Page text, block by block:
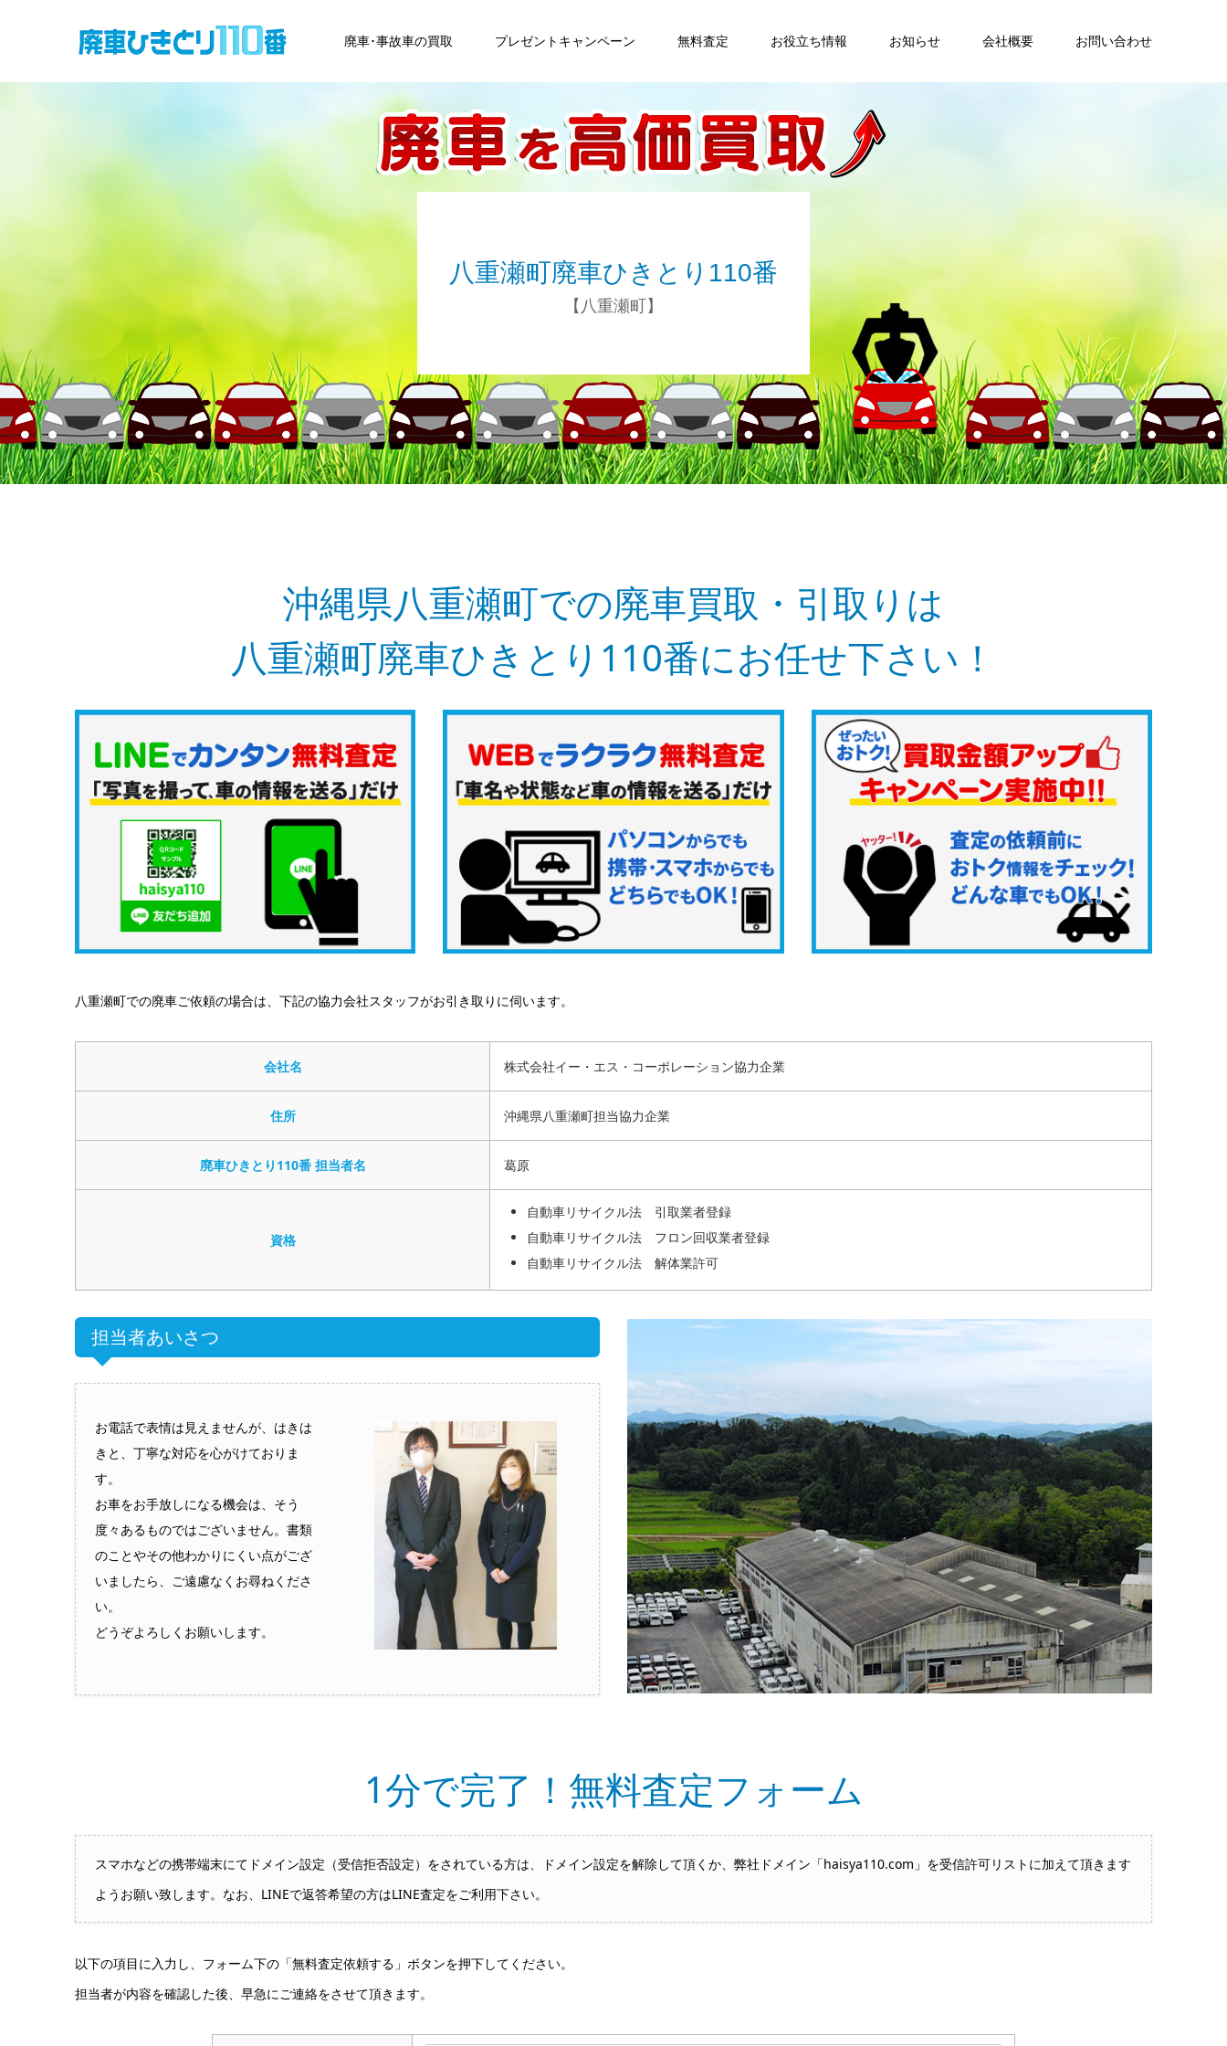
廃車･事故車の買取 プレゼントキャンペーン 無料査定 お役立ち情報 お知らせ 会社概要 お問い合わせ
八重瀬町廃車ひきとり110番
【八重瀬町】
沖縄県八重瀬町での廃車買取・引取りは
八重瀬町廃車ひきとり110番にお任せ下さい！
八重瀬町での廃車ご依頼の場合は、下記の協力会社スタッフがお引き取りに伺います。
会社名 株式会社イー・エス・コーポレーション協力企業
住所 沖縄県八重瀬町担当協力企業
廃車ひきとり110番 担当者名 葛原
資格
自動車リサイクル法 引取業者登録
自動車リサイクル法 フロン回収業者登録
自動車リサイクル法 解体業許可
担当者あいさつ
お電話で表情は見えませんが、はきは
きと、丁寧な対応を心がけておりま
す。
お車をお手放しになる機会は、そう
度々あるものではございません。書類
のことやその他わかりにくい点がござ
いましたら、ご遠慮なくお尋ねくださ
い。
どうぞよろしくお願いします。
1分で完了！無料査定フォーム
スマホなどの携帯端末にてドメイン設定（受信拒否設定）をされている方は、ドメイン設定を解除して頂くか、弊社ドメイン「haisya110.com」を受信許可リストに加えて頂きます
ようお願い致します。なお、LINEで返答希望の方はLINE査定をご利用下さい。
以下の項目に入力し、フォーム下の「無料査定依頼する」ボタンを押下してください。
担当者が内容を確認した後、早急にご連絡をさせて頂きます。